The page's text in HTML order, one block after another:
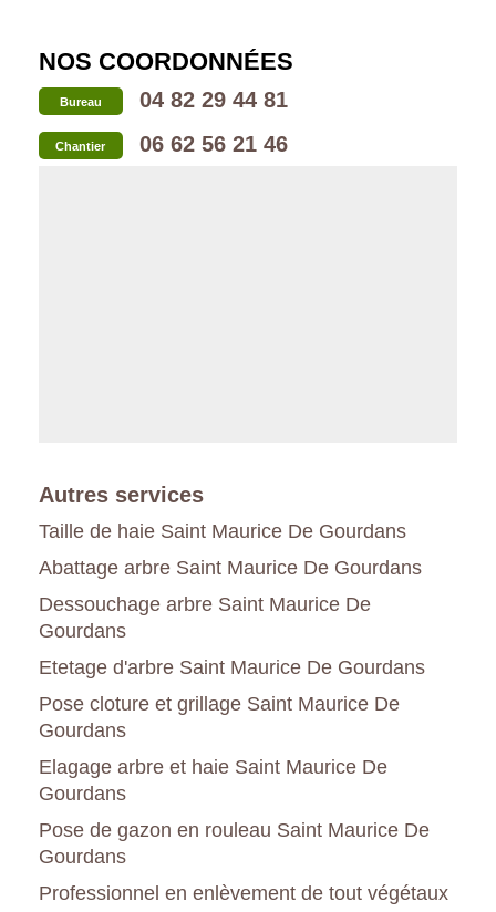
NOS COORDONNÉES
Bureau 04 82 29 44 81
Chantier 06 62 56 21 46
Autres services
Taille de haie Saint Maurice De Gourdans
Abattage arbre Saint Maurice De Gourdans
Dessouchage arbre Saint Maurice De
Gourdans
Etetage d'arbre Saint Maurice De Gourdans
Pose cloture et grillage Saint Maurice De
Gourdans
Elagage arbre et haie Saint Maurice De
Gourdans
Pose de gazon en rouleau Saint Maurice De
Gourdans
Professionnel en enlèvement de tout végétaux